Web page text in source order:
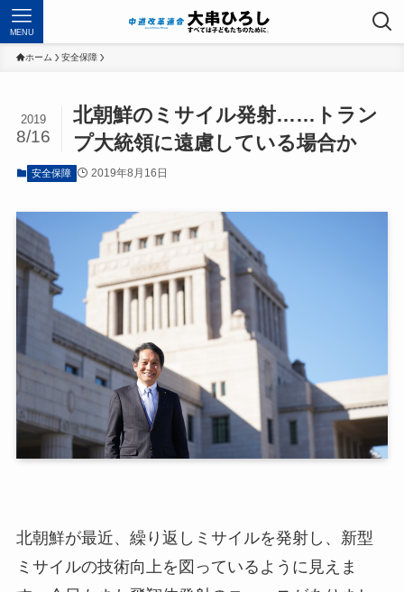
MENU
ホーム 安全保障
北朝鮮のミサイル発射……トラン
プ大統領に遠慮している場合か
2019
8/16
安全保障 2019年8月16日
北朝鮮が最近、繰り返しミサイルを発射し、新型
ミサイルの技術向上を図っているように見えま